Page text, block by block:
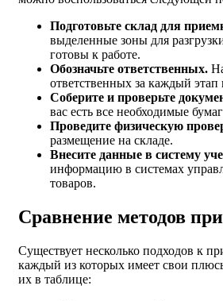
Подготовьте склад для
выделенные зоны для
готовы к работе.
Обозначьте ответственных.
ответственных за каждый
Соберите и проверьте
вас есть все необходимые
Проведите физическую
размещение на складе.
Внесите данные в систему
информацию в системах
товаров.
Сравнение методов
Существует несколько подходов к
каждый из которых имеет свои
их в таблице: